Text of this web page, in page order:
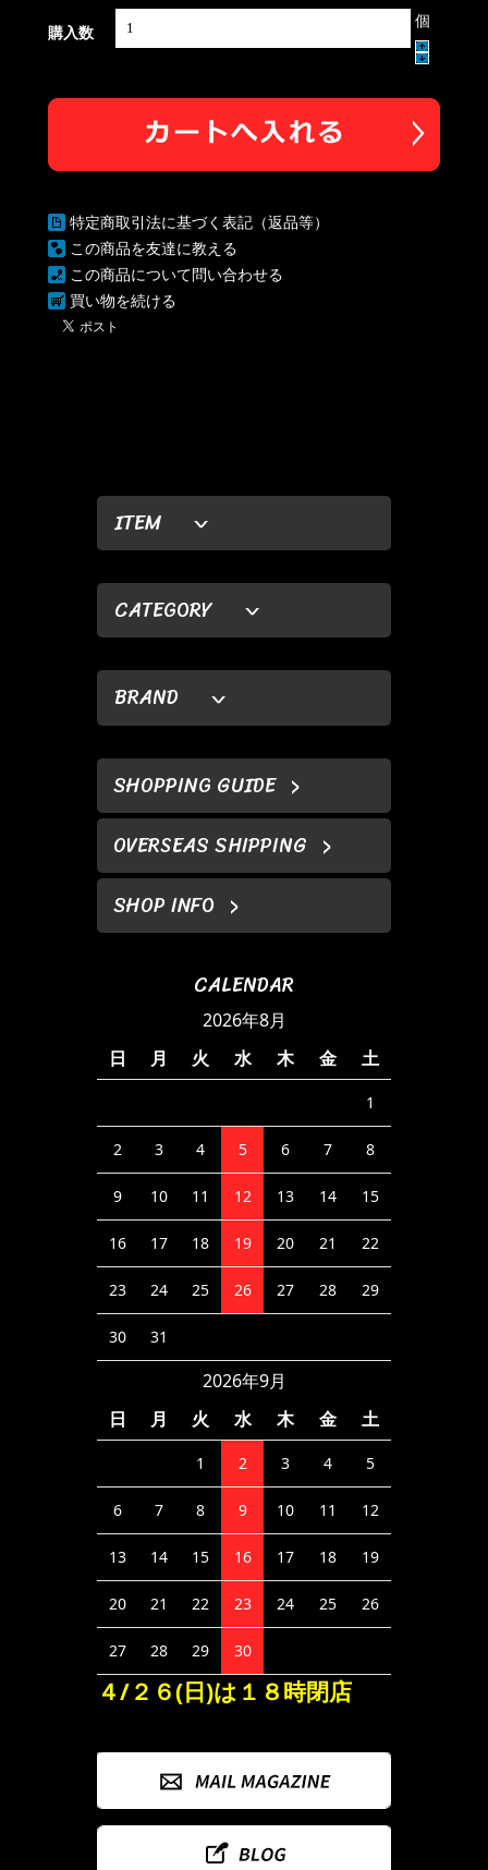
ITEM
CATEGORY
BRAND
SHOPPING GUIDE
OVERSEAS SHIPPING
SHOP INFO
CALENDAR
2026年8月
日
月 火 水 木 金 土
1
2 3 4 5 6 7 8
9 10 11 12 13 14 15
16 17 18 19 20 21 22
23 24 25 26 27 28 29
30 31
2026年9月
日
月 火 水 木 金 土
1 2 3 4 5
6 7 8 9 10 11 12
13 14 15 16 17 18 19
20 21 22 23 24 25 26
27 28 29 30
４/２６(日)は１８時閉店
購入数
個
特定商取引法に基づく表記（返品等）
この商品を友達に教える
この商品について問い合わせる
買い物を続ける